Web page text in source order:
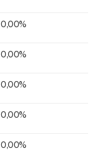
0,00%
0,00%
0,00%
0,00%
0,00%